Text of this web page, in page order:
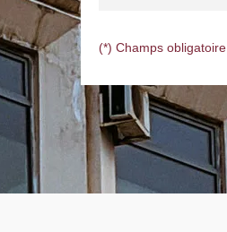
(*) Champs obligatoire